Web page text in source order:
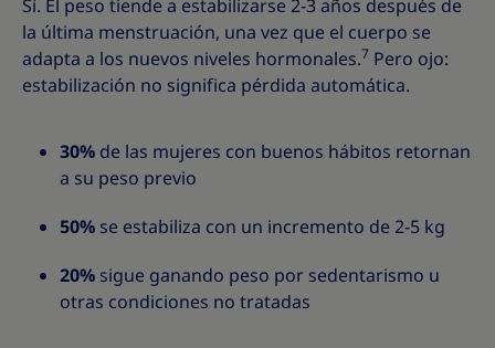
Sí. El peso tiende a estabilizarse 2-3 años después de
la última menstruación, una vez que el cuerpo se
adapta a los nuevos niveles hormonales.7 Pero ojo:
estabilización no significa pérdida automática.
30% de las mujeres con buenos hábitos retornan
a su peso previo
50% se estabiliza con un incremento de 2-5 kg
20% sigue ganando peso por sedentarismo u
otras condiciones no tratadas